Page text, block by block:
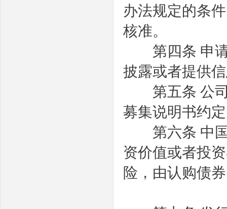
办法规定的条
核准。
第四条 申
披露或者提供
第五条 公
募集说明书约
第六条 中
资价值或者投
险，由认购债